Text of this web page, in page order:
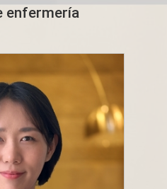
enfermería